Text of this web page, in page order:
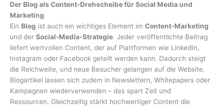
Der Blog als Content-Drehscheibe für Social Media und
Marketing
Ein Blog ist auch ein wichtiges Element im Content-Marketing
und der Social-Media-Strategie. Jeder veröffentlichte Beitrag
liefert wertvollen Content, der auf Plattformen wie LinkedIn,
Instagram oder Facebook geteilt werden kann. Dadurch steigt
die Reichweite, und neue Besucher gelangen auf die Website.
Blogartikel lassen sich zudem in Newslettern, Whitepapers oder
Kampagnen wiederverwenden – das spart Zeit und
Ressourcen. Gleichzeitig stärkt hochwertiger Content die